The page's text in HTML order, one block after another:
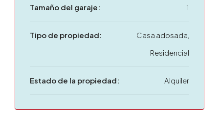
Tamaño del garaje: 1
Tipo de propiedad:
Casa adosada,
Residencial
Estado de la propiedad: Alquiler